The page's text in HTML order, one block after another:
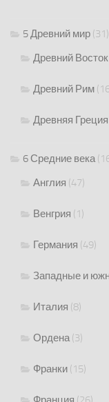
5 Древний мир (31)
Древний Восток
Древний Рим
Древняя Греция
6 Средние века
Англия (47)
Венгрия (1)
Германия (49)
Западные и
Италия (8)
Ордена(3)
Франки (15)